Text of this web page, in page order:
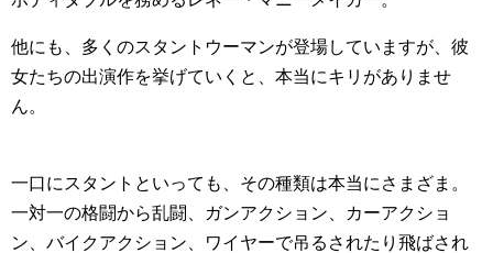
他にも、多くのスタントウーマンが登場していますが、彼
女たちの出演作を挙げていくと、本当にキリがありませ
ん。
一口にスタントといっても、その種類は本当にさまざま。
一対一の格闘から乱闘、ガンアクション、カーアクショ
ン、バイクアクション、ワイヤーで吊るされたり飛ばされ